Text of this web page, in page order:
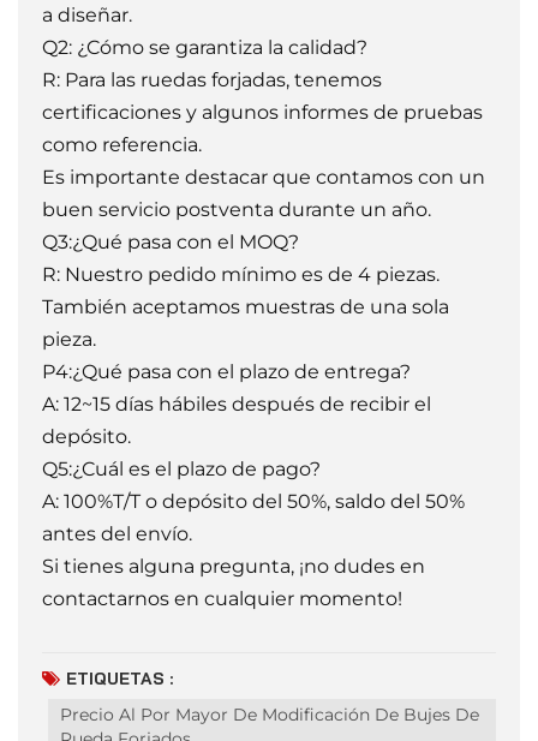
a diseñar.
Q2: ¿Cómo se garantiza la calidad?
R: Para las ruedas forjadas, tenemos
certificaciones y algunos informes de pruebas
como referencia.
Es importante destacar que contamos con un
buen servicio postventa durante un año.
Q3:¿Qué pasa con el MOQ?
R: Nuestro pedido mínimo es de 4 piezas.
También aceptamos muestras de una sola
pieza.
P4:¿Qué pasa con el plazo de entrega?
A: 12~15 días hábiles después de recibir el
depósito.
Q5:¿Cuál es el plazo de pago?
A: 100%T/T o depósito del 50%, saldo del 50%
antes del envío.
Si tienes alguna pregunta, ¡no dudes en
contactarnos en cualquier momento!
ETIQUETAS :
Precio Al Por Mayor De Modificación De Bujes De